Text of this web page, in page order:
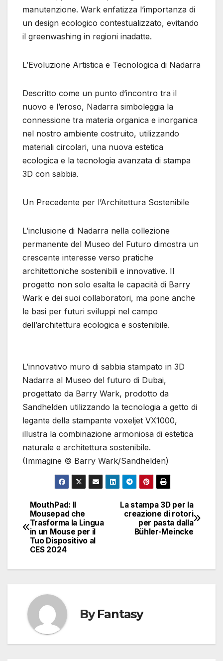
manutenzione. Wark enfatizza l’importanza di
un design ecologico contestualizzato, evitando
il greenwashing in regioni inadatte.
L’Evoluzione Artistica e Tecnologica di Nadarra
Descritto come un punto d’incontro tra il
nuovo e l’eroso, Nadarra simboleggia la
connessione tra materia organica e inorganica
nel nostro ambiente costruito, utilizzando
materiali circolari, una nuova estetica
ecologica e la tecnologia avanzata di stampa
3D con sabbia.
Un Precedente per l’Architettura Sostenibile
L’inclusione di Nadarra nella collezione
permanente del Museo del Futuro dimostra un
crescente interesse verso pratiche
architettoniche sostenibili e innovative. Il
progetto non solo esalta le capacità di Barry
Wark e dei suoi collaboratori, ma pone anche
le basi per futuri sviluppi nel campo
dell’architettura ecologica e sostenibile.
L’innovativo muro di sabbia stampato in 3D
Nadarra al Museo del futuro di Dubai,
progettato da Barry Wark, prodotto da
Sandhelden utilizzando la tecnologia a getto di
legante della stampante voxeljet VX1000,
illustra la combinazione armoniosa di estetica
naturale e architettura sostenibile.
(Immagine © Barry Wark/Sandhelden)
Navigazione
articoli
La stampa 3D per la
creazione di rotori
per pasta dalla
Bühler-Meincke
MouthPad: Il
Mousepad che
Trasforma la Lingua
in un Mouse per il
Tuo Dispositivo al
CES 2024
ByFantasy